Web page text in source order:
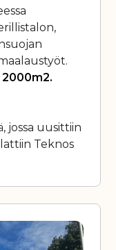
jossa uusittiin
Teknos